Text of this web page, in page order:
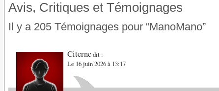
Avis, Critiques et Témoignages
Il y a 205 Témoignages pour “ManoMano”
Citernedit :
Le 16 juin 2026 à 13:17